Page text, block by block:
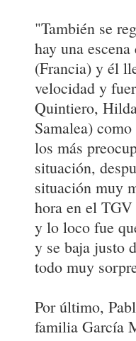
"También se
hay una
(Francia) y él
velocidad y
Quintiero,
Samalea)
los más
situación,
situación muy
hora en el
y lo loco fue
y se baja justo
todo muy
Por último,
familia García